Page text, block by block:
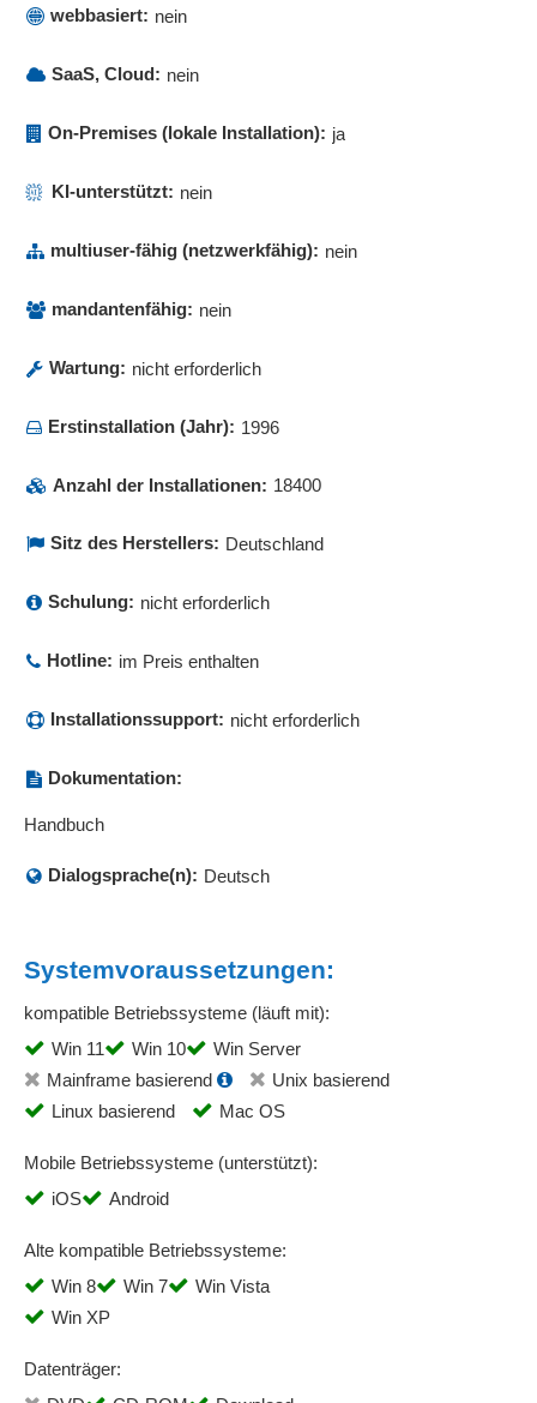
webbasiert: nein
SaaS, Cloud: nein
On-Premises (lokale Installation): ja
KI-unterstützt: nein
multiuser-fähig (netzwerkfähig): nein
mandantenfähig: nein
Wartung: nicht erforderlich
Erstinstallation (Jahr): 1996
Anzahl der Installationen: 18400
Sitz des Herstellers: Deutschland
Schulung: nicht erforderlich
Hotline: im Preis enthalten
Installationssupport: nicht erforderlich
Dokumentation:
Handbuch
Dialogsprache(n): Deutsch
Systemvoraussetzungen:
kompatible Betriebssysteme (läuft mit):
Win 11
Win 10
Win Server
Mainframe basierend
Unix basierend
Linux basierend
Mac OS
Mobile Betriebssysteme (unterstützt):
iOS
Android
Alte kompatible Betriebssysteme:
Win 8
Win 7
Win Vista
Win XP
Datenträger: